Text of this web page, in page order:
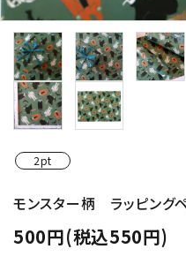
2pt
モンスター柄 ラッピング
500円(税込550円)